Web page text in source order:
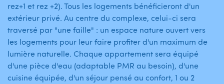
rez+1 et rez +2). Tous les logements bénéficieront d'un
extérieur privé. Au centre du complexe, celui-ci sera
traversé par "une faille" : un espace nature ouvert vers
les logements pour leur faire profiter d'un maximum de
lumière naturelle. Chaque appartement sera équipé
d'une pièce d'eau (adaptable PMR au besoin), d'une
cuisine équipée, d'un séjour pensé au confort, 1 ou 2